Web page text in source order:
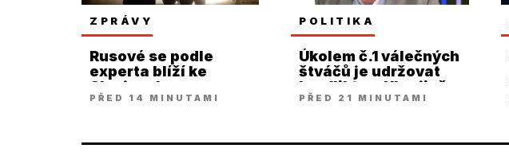
ZPRÁVY
Rusové se podle
experta blíží ke
Slavjansku a
Kramatorsku
PŘED 14 MINUTAMI
POLITIKA
Úkolem č.1 válečných
štváčů je udržovat
konflikt na Ukrajině
PŘED 21 MINUTAMI